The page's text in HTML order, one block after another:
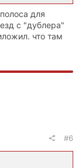
для
с "дублера"
что там
#6